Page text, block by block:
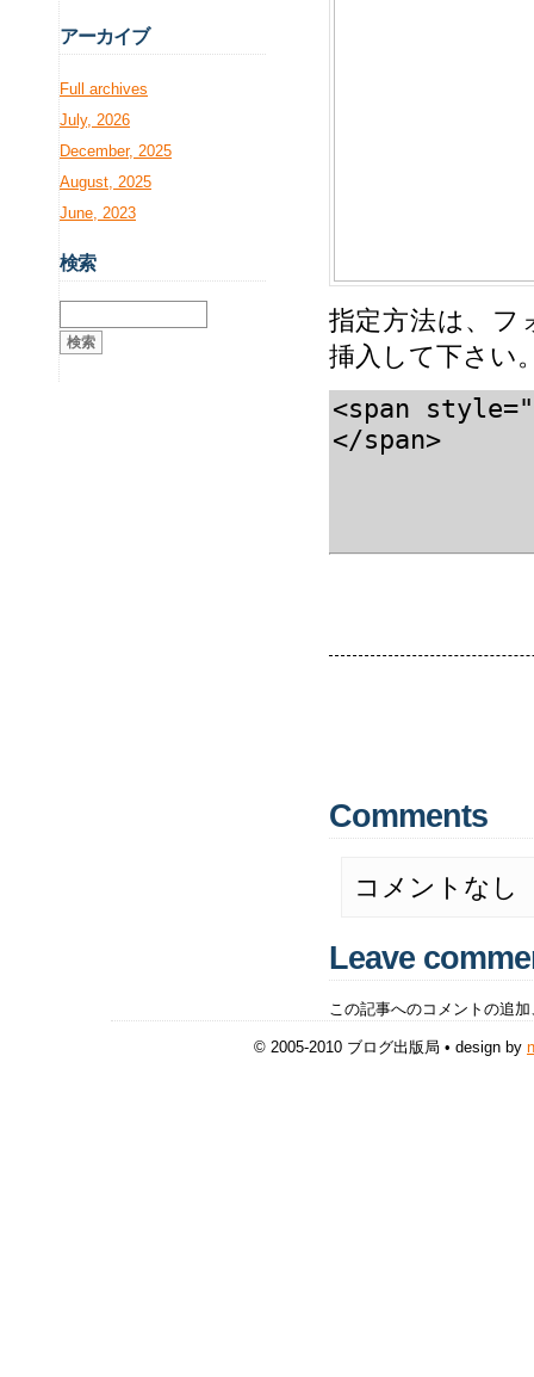
指定方法は、フ
挿入して下さい
<span
</span>
Comments
コメントなし
Leave
この記事へのコメントの追
アーカイブ
Full archives
July, 2026
December, 2025
August, 2025
June, 2023
検索
© 2005-2010 ブログ出版局 • design by